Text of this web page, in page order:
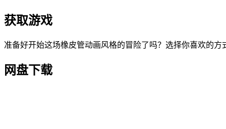
获取游戏
准备好开始这场橡皮管动画风格的冒险了吗？选择你喜欢的方
网盘下载